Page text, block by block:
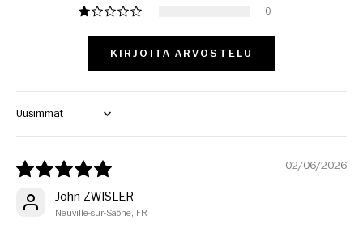
0
KIRJOITA ARVOSTELU
Sort by
02/06/2026
John ZWISLER
Neuville-sur-Saône, FR